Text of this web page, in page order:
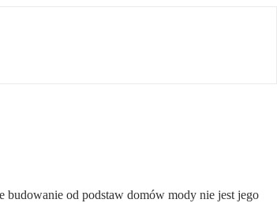
od podstaw domów mody nie jest jego